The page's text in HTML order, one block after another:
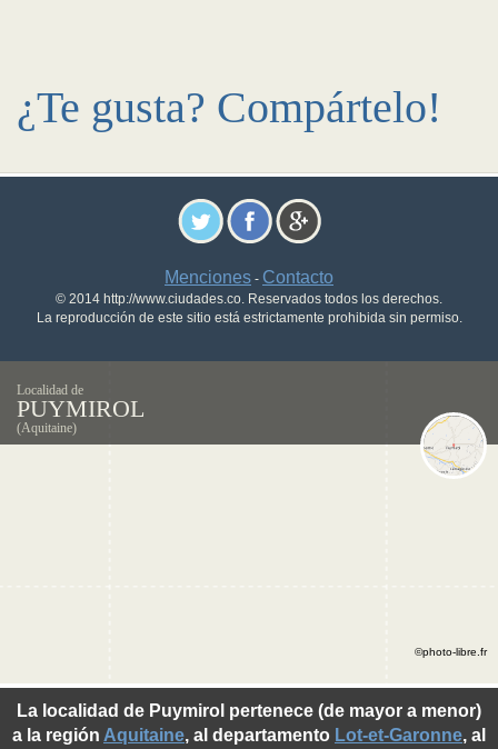
¿Te gusta? Compártelo!
Menciones - Contacto
© 2014 http://www.ciudades.co. Reservados todos los derechos.
La reproducción de este sitio está estrictamente prohibida sin permiso.
Localidad de
PUYMIROL
(Aquitaine)
La localidad de Puymirol pertenece (de mayor a menor)
a la región Aquitaine, al departamento Lot-et-Garonne, al
©photo-libre.fr